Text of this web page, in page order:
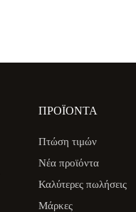
ΠΡΟΪΌΝΤΑ
Πτώση τιμών
Νέα προϊόντα
Καλύτερες πωλήσεις
Μάρκες